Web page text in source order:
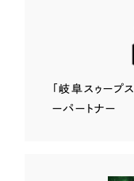
「岐阜スゥープス
ーパートナー